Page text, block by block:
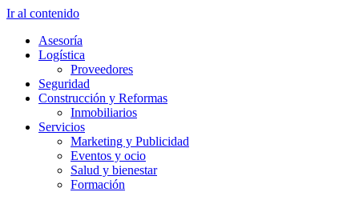
Ir al contenido
Asesoría
Logística
Proveedores
Seguridad
Construcción y Reformas
Inmobiliarios
Servicios
Marketing y Publicidad
Eventos y ocio
Salud y bienestar
Formación